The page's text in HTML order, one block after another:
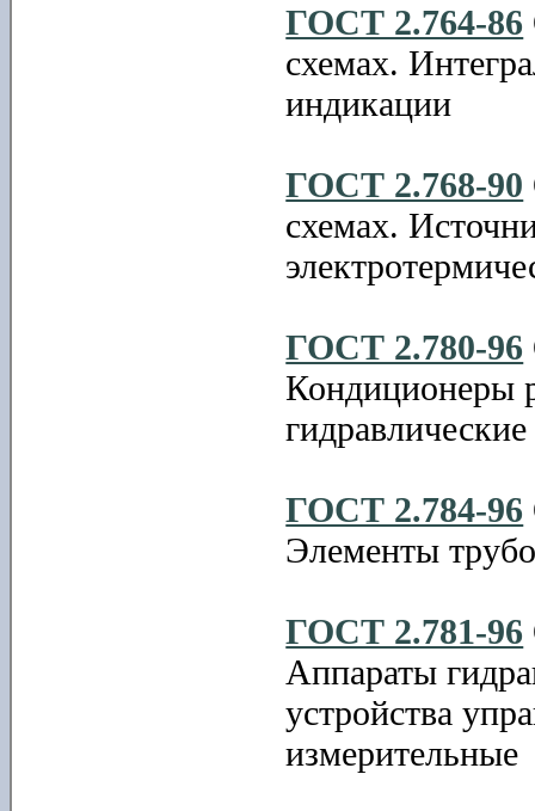
ГОСТ 2.764-86
схемах.
индикации
ГОСТ 2.768-90
схемах.
ГОСТ 2.780-96
Кондиционеры
ГОСТ 2.784-96
Элементы
ГОСТ 2.781-96
Аппараты
устройства
измерительные